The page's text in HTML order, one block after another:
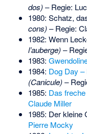
dos)– Regie:
1980: Schatz,
cons)– Regie:
1982: Wenn
l’auberge)–
1983:
1984: Dog Day –
(Canicule)–
1985: Das
Claude Miller
1985: Der kleine
Pierre Mocky